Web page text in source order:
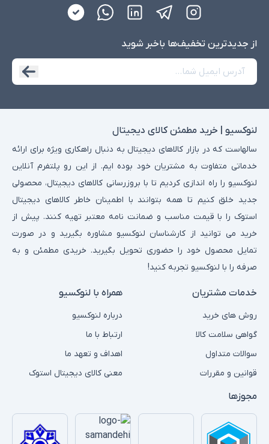
از جدید‌ترین تخفیف‌ها با‌خبر شوید
لنوکسیو | خرید مطمئن کالای دیجیتال
سالهاست که در بازار کالاهای دیجیتال به دنبال راهکاری ویژه برای ارائه
خدماتی متفاوت به مشتریان خود بوده ایم. از این رو پلتفرم آنلاین
لنوکسیو را راه اندازی کردیم تا با بروزرسانی کالاهای دیجیتال، محصولی
جدید خلق کنیم تا همه بتوانند با اطمینان خاطر کالاهای دیجیتال
استوک را با قیمت مناسب و ضمانت نامه معتبر تهیه کنند. پیش از
خرید می توانید از کارشناسان لنوکسیو مشاوره بگیرید و در صورت
تمایل محصول خود را حضوری تحویل بگیرید. خریدی مطمئن و به
صرفه را با لنوکسیو تجربه کنید!
خدمات مشتریان
روش های خرید
گواهی سلامت کالا
سوالات متداول
قوانین و مقررات
همراه با لنوکسیو
درباره لنوکسیو
ارتباط با ما
اهداف و تعهد ما
معنی کالای دیجیتال استوک
مجوزها